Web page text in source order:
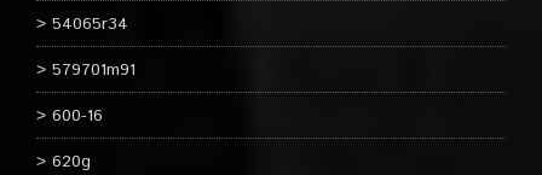
54065r34
579701m91
600-16
620g